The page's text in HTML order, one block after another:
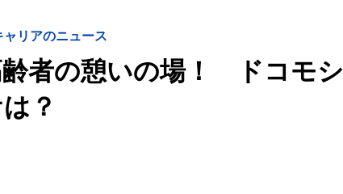
ャリアのニュース
者の憩いの場！ ドコモ
？